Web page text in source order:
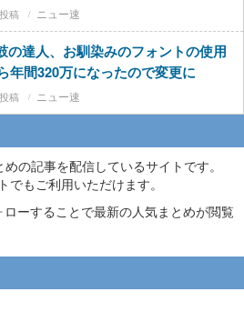
ニュー速
の達人、お馴染みのフォントの使用
年間320万になったので変更に
ニュー速
の記事を配信しているサイトです。
もご利用いただけます。
ローすることで最新の人気まとめが閲覧